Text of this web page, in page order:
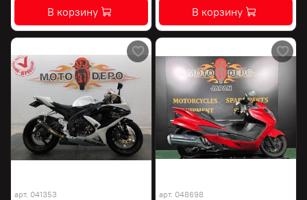
В корзину В корзину
арт. 041353 арт. 048698